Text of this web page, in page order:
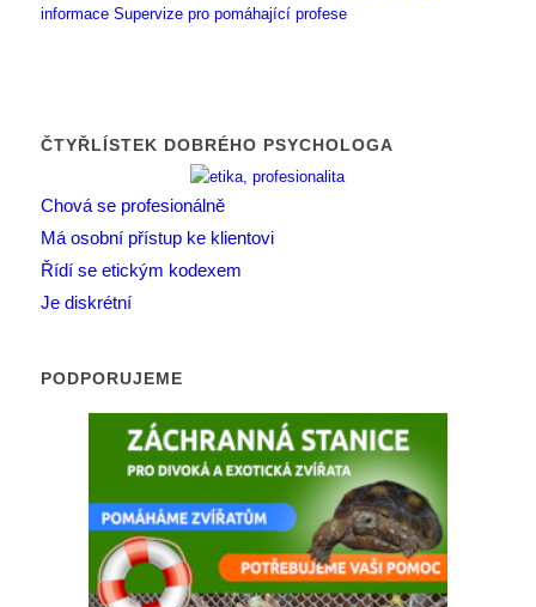
informace Supervize pro pomáhající profese
ČTYŘLÍSTEK DOBRÉHO PSYCHOLOGA
Chová se profesionálně
Má osobní přístup ke klientovi
Řídí se etickým kodexem
Je diskrétní
PODPORUJEME